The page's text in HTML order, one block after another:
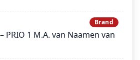
Brand
PRIO 1 M.A. van Naamen van